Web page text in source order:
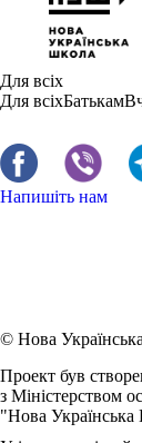
Для всіх
Для всіхБатькам
Напишіть нам
© Нова
Проект був
з Міністерством
"Нова